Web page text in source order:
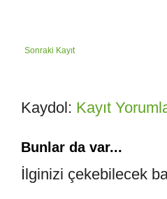
Sonraki Kayıt
Kaydol: Kayıt
Bunlar da var...
İlginizi çekebilecek